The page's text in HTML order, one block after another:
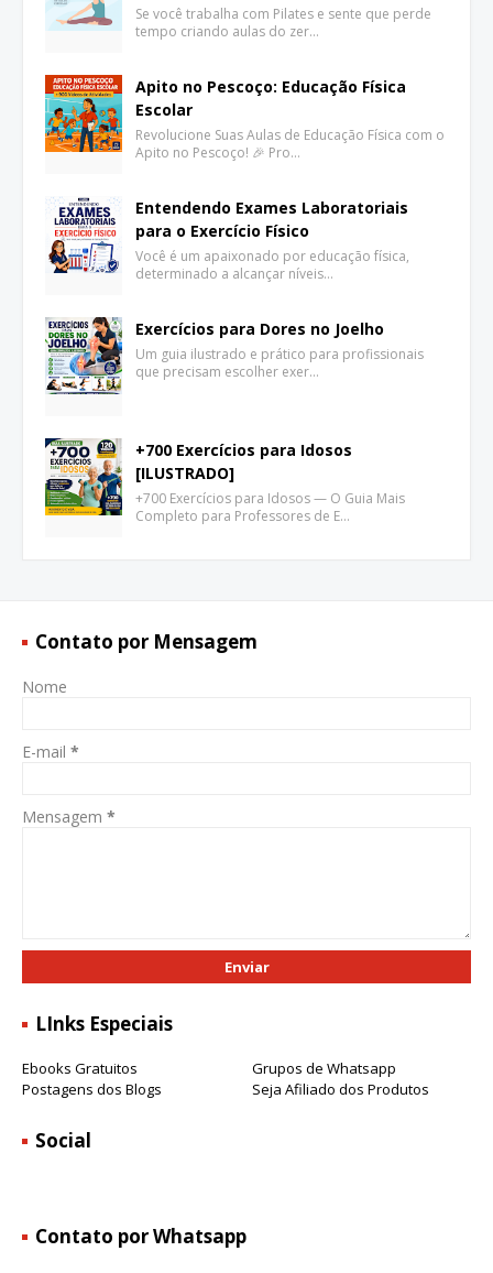
Se você trabalha com Pilates e sente que perde
tempo criando aulas do zer…
Apito no Pescoço: Educação Física
Escolar
Revolucione Suas Aulas de Educação Física com o
Apito no Pescoço! 🎉 Pro…
Entendendo Exames Laboratoriais
para o Exercício Físico
Você é um apaixonado por educação física,
determinado a alcançar níveis…
Exercícios para Dores no Joelho
Um guia ilustrado e prático para profissionais
que precisam escolher exer…
+700 Exercícios para Idosos
[ILUSTRADO]
+700 Exercícios para Idosos — O Guia Mais
Completo para Professores de E…
Contato por Mensagem
Nome
E-mail *
Mensagem *
LInks Especiais
Ebooks Gratuitos
Grupos de Whatsapp
Postagens dos Blogs
Seja Afiliado dos Produtos
Social
Contato por Whatsapp